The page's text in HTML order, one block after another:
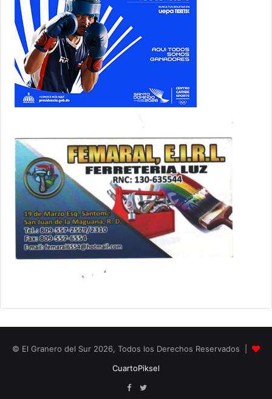
© El Granero del Sur 2026, Todos los Derechos Reservados |
CuartoPiksel